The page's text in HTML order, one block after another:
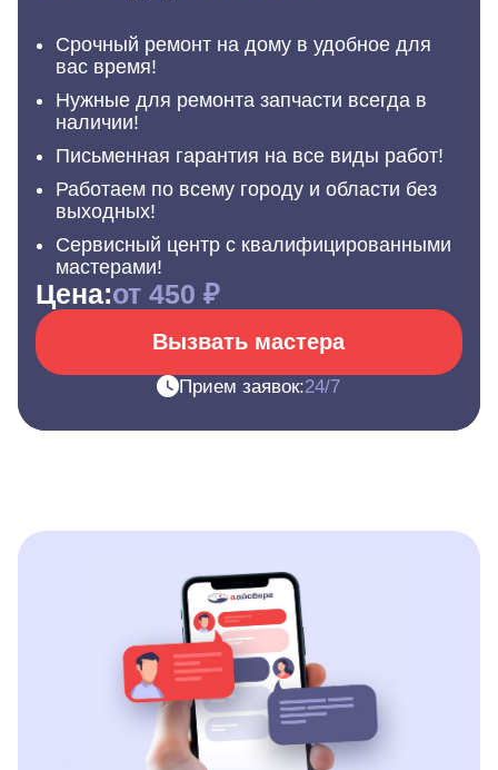
Срочный ремонт на дому в удобное для
вас время!
Нужные для ремонта запчасти всегда в
наличии!
Письменная гарантия на все виды работ!
Работаем по всему городу и области без
выходных!
Сервисный центр с квалифицированными
мастерами!
Цена:от 450 ₽
Вызвать мастера
Прием заявок:24/7